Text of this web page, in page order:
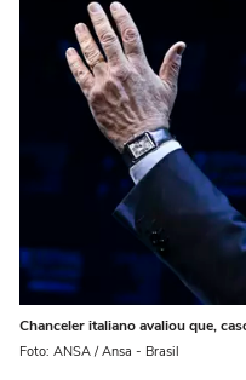
Chanceler italiano avaliou que,
Foto: ANSA / Ansa - Brasil